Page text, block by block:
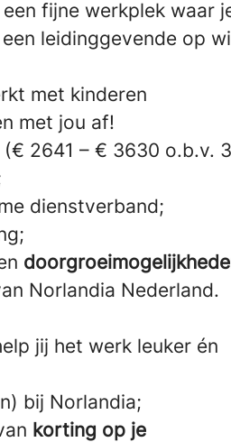
fijne werkplek waar
leidinggevende op
met kinderen
met jou af!
2641 – € 3630 o.b.v.
dienstverband;
Norlandia Nederland.
jij het werk leuker én
bij Norlandia;
korting op je